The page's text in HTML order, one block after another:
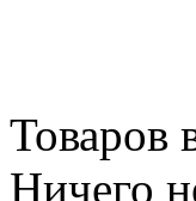
Товаров
Ничего